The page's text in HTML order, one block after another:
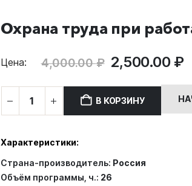
Охрана труда при
Цена: 4,000.00₽
составляла
4,000.00 ₽.
2,500.00 ₽
при
работах
на
В КОРЗИНУ
Характеристики:
Страна-производитель: Россия
Объём программы, ч.: 26